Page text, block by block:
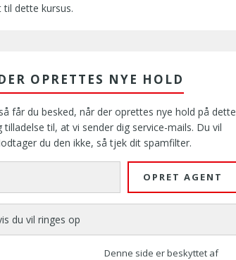
til dette kursus.
OPRETTES NYE HOLD
får du besked, når der oprettes nye hold på dette
til, at vi sender dig service-mails. Du vil
du den ikke, så tjek dit spamfilter.
OPRET AGENT
Denne side er beskyttet af